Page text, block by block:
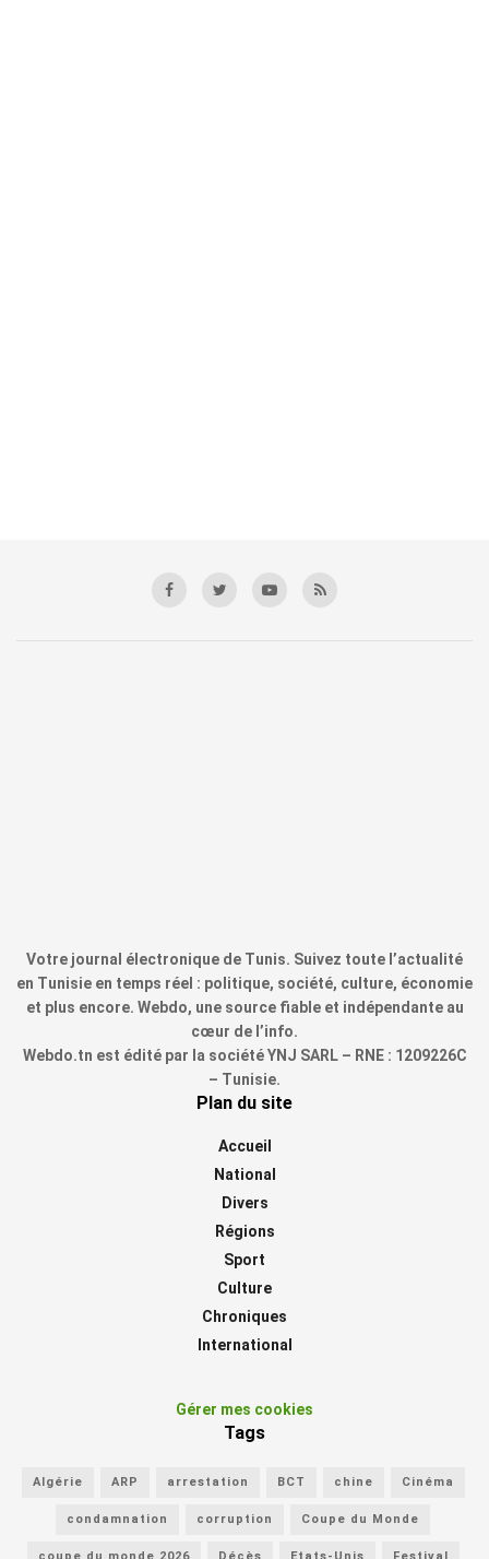
Votre journal électronique de Tunis. Suivez toute l’actualité
en Tunisie en temps réel : politique, société, culture, économie
et plus encore. Webdo, une source fiable et indépendante au
cœur de l’info.
Webdo.tn est édité par la société YNJ SARL – RNE : 1209226C
– Tunisie.
Plan du site
Accueil
National
Divers
Régions
Sport
Culture
Chroniques
International
Gérer mes cookies
Tags
Algérie ARP arrestation BCT chine Cinéma
condamnation corruption Coupe du Monde
coupe du monde 2026 Décès Etats-Unis Festival